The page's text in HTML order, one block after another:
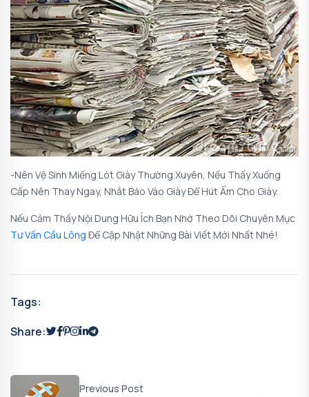
-Nên Vệ Sinh Miếng Lót Giày Thường Xuyên, Nếu Thấy Xuống
Cấp Nên Thay Ngay, Nhắt Báo Vào Giày Để Hút Ẩm Cho Giày.
Nếu Cảm Thấy Nội Dung Hữu Ích Bạn Nhớ Theo Dõi Chuyên Mục
Tư Vấn Cầu Lông Để Cập Nhật Những Bài Viết Mới Nhất Nhé!
Tags:
Share:
Previous Post